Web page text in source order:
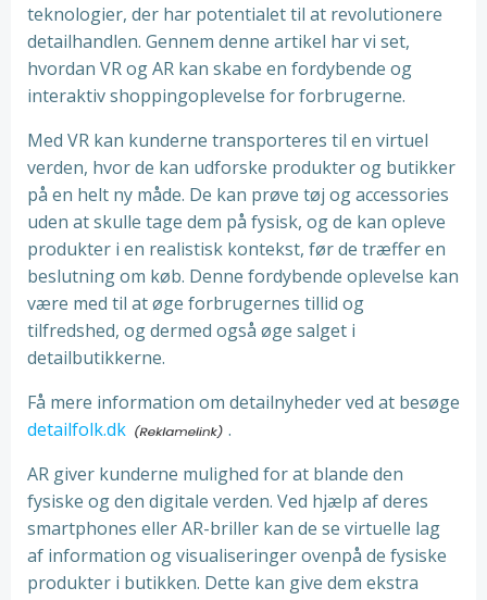
teknologier, der har potentialet til at revolutionere
detailhandlen. Gennem denne artikel har vi set,
hvordan VR og AR kan skabe en fordybende og
interaktiv shoppingoplevelse for forbrugerne.
Med VR kan kunderne transporteres til en virtuel
verden, hvor de kan udforske produkter og butikker
på en helt ny måde. De kan prøve tøj og accessories
uden at skulle tage dem på fysisk, og de kan opleve
produkter i en realistisk kontekst, før de træffer en
beslutning om køb. Denne fordybende oplevelse kan
være med til at øge forbrugernes tillid og
tilfredshed, og dermed også øge salget i
detailbutikkerne.
Få mere information om detailnyheder ved at besøge
detailfolk.dk
.
AR giver kunderne mulighed for at blande den
fysiske og den digitale verden. Ved hjælp af deres
smartphones eller AR-briller kan de se virtuelle lag
af information og visualiseringer ovenpå de fysiske
produkter i butikken. Dette kan give dem ekstra